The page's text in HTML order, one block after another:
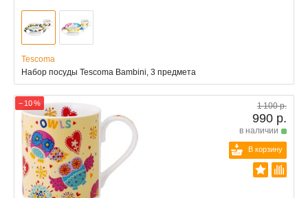
Tescoma
Набор посуды Tescoma Bambini, 3 предмета
− 10 % 1 100 р.
990 р.
в наличии
В корзину